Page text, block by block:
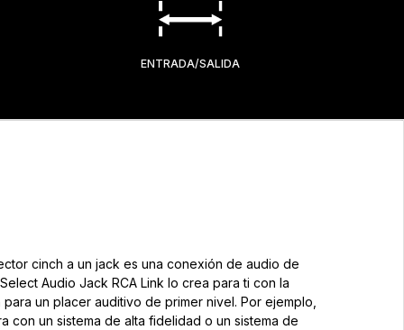
ENTRADA/SALIDA
cinch a un jack es una conexión de audio de
Audio Jack RCA Link lo crea para ti con la
un placer auditivo de primer nivel. Por ejemplo,
con un sistema de alta fidelidad o un sistema de